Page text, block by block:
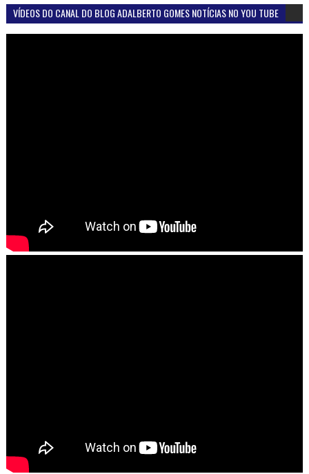
VÍDEOS DO CANAL DO BLOG ADALBERTO GOMES NOTÍCIAS NO YOU TUBE